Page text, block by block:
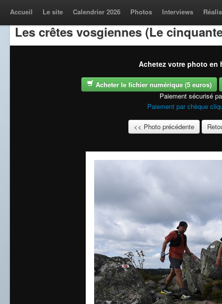
Accueil Le site Calendrier 2026 Photos Interviews
Les crêtes vosgiennes (Le
Achetez votre photo en
Acheter le fichier numérique (5 euros)
Paiement sécurisé
Paiement par chèque
<< Photo précédente